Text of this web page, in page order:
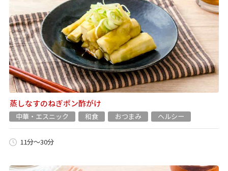
蒸しなすのねぎポン酢がけ
中華・エスニック 和食 おつまみ ヘルシー
11分～30分